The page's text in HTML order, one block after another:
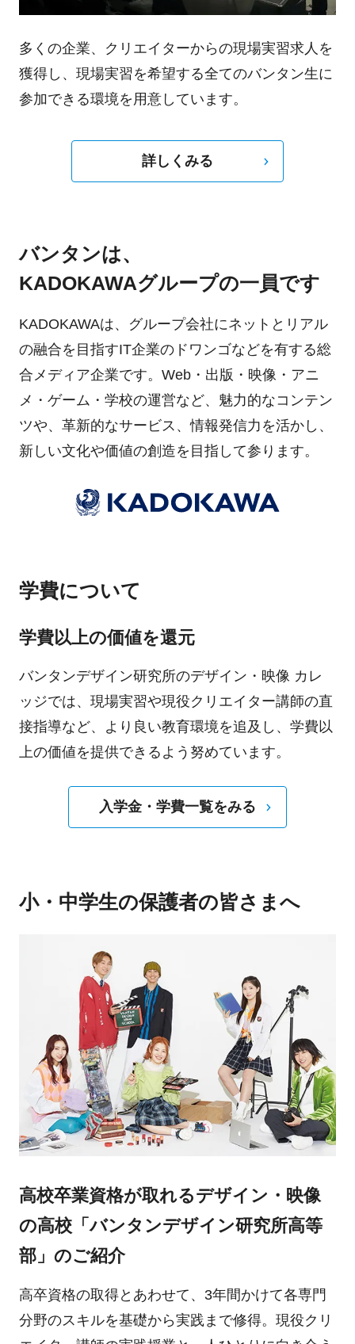
多くの企業、クリエイターからの現場実習求人を
獲得し、現場実習を希望する全てのバンタン生に
参加できる環境を用意しています。
詳しくみる
バンタンは、
KADOKAWAグループの一員です
KADOKAWAは、グループ会社にネットとリアル
の融合を目指すIT企業のドワンゴなどを有する総
合メディア企業です。Web・出版・映像・アニ
メ・ゲーム・学校の運営など、魅力的なコンテン
ツや、革新的なサービス、情報発信力を活かし、
新しい文化や価値の創造を目指して参ります。
学費について
学費以上の価値を還元
バンタンデザイン研究所のデザイン・映像 カレ
ッジでは、現場実習や現役クリエイター講師の直
接指導など、より良い教育環境を追及し、学費以
上の価値を提供できるよう努めています。
入学金・学費一覧をみる
小・中学生の保護者の皆さまへ
高校卒業資格が取れるデザイン・映像
の高校「バンタンデザイン研究所高等
部」のご紹介
高卒資格の取得とあわせて、3年間かけて各専門
分野のスキルを基礎から実践まで修得。現役クリ